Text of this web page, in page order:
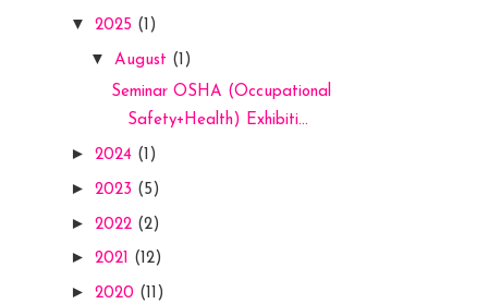
▼ 2025 (1)
▼ August (1)
Seminar OSHA (Occupational
Safety+Health) Exhibiti...
► 2024 (1)
► 2023 (5)
► 2022 (2)
► 2021 (12)
► 2020 (11)